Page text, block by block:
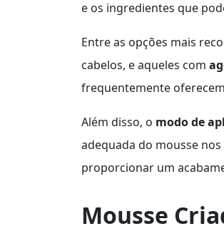
e os ingredientes que
Entre as opções mais
cabelos, e aqueles com
frequentemente
Além disso, o modo de
adequada do mousse
proporcionar um
Mousse